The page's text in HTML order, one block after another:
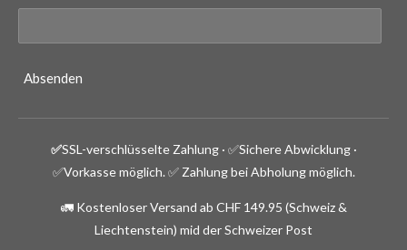
Absenden
✅SSL-verschlüsselte Zahlung · ✅Sichere Abwicklung ·
✅Vorkasse möglich. ✅ Zahlung bei Abholung möglich.
🚛 Kostenloser Versand ab CHF 149.95 (Schweiz &
Liechtenstein) mid der Schweizer Post